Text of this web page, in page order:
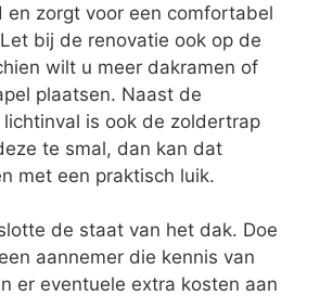
en zorgt voor een comfortabel
bij de renovatie ook op de
wilt u meer dakramen of
plaatsen. Naast de
is ook de zoldertrap
te smal, dan kan dat
met een praktisch luik.
de staat van het dak. Doe
aannemer die kennis van
er eventuele extra kosten aan